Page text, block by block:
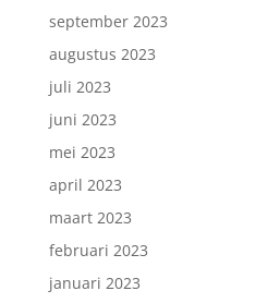
september 2023
augustus 2023
juli 2023
juni 2023
mei 2023
april 2023
maart 2023
februari 2023
januari 2023